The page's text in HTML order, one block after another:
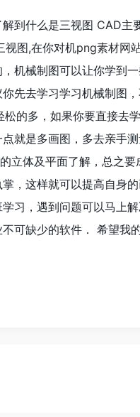
到什么是三视图 CAD主
视图,在你对机png素材网
机械制图可以让你学到
先去学习学习机械制图
的多，如果你要直接去
就是多画图，多去亲手
立体及平面了解，总之
，这样就可以提高自身
习，遇到问题可以马上
可缺少的软件． 希望我